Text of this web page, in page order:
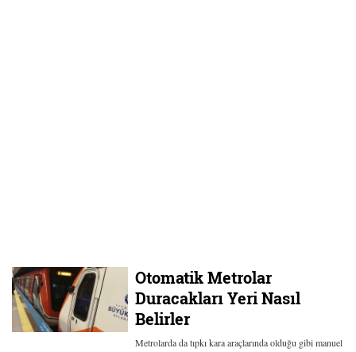
Otomatik Metrolar
Duracakları Yeri Nasıl
Belirler
Metrolarda da tıpkı kara araçlarında olduğu gibi manuel